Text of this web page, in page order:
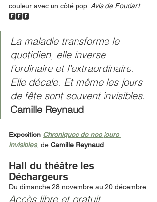
couleur avec un côté pop. Avis de Foudart
🅵🅵🅵
La maladie transforme le
quotidien, elle inverse
l’ordinaire et l’extraordinaire.
Elle décale. Et même les jours
de fête sont souvent invisibles.
Camille Reynaud
Exposition Chroniques de nos jours
invisibles, de Camille Reynaud
Hall du théâtre les
Déchargeurs
Du dimanche 28 novembre au 20 décembre
Accès libre et gratuit